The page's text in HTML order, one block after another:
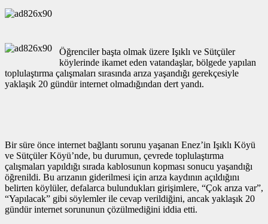
Öğrenciler başta olmak üzere Işıklı ve Sütçüler
köylerinde ikamet eden vatandaşlar, bölgede yapılan
toplulaştırma çalışmaları sırasında arıza yaşandığı gerekçesiyle
yaklaşık 20 gündür internet olmadığından dert yandı.
Bir süre önce internet bağlantı sorunu yaşanan Enez’in Işıklı Köyü
ve Sütçüler Köyü’nde, bu durumun, çevrede toplulaştırma
çalışmaları yapıldığı sırada kablosunun kopması sonucu yaşandığı
öğrenildi. Bu arızanın giderilmesi için arıza kaydının açıldığını
belirten köylüler, defalarca bulundukları girişimlere, “Çok arıza var”,
“Yapılacak” gibi söylemler ile cevap verildiğini, ancak yaklaşık 20
gündür internet sorununun çözülmediğini iddia etti.